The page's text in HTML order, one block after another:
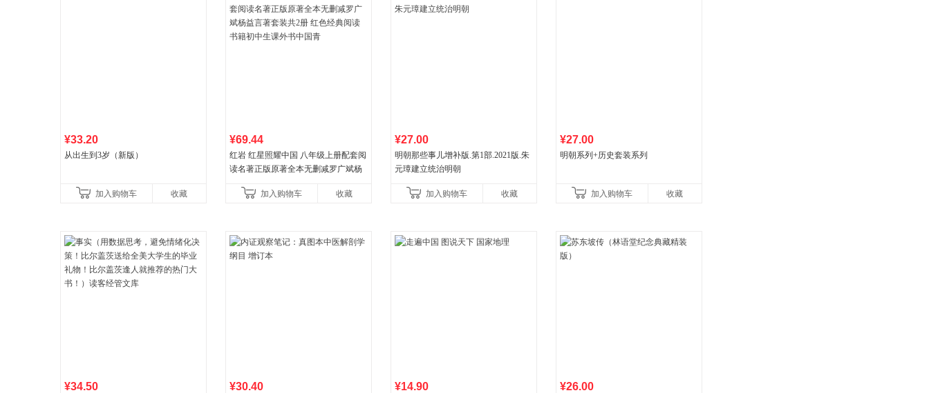
¥33.20
从出生到3岁（新版）
加入购物车 收藏
¥69.44
红岩 红星照耀中国 八年级上册配套阅
读名著正版原著全本无删减罗广斌杨
初中生课外书中国青
加入购物车 收藏
¥27.00
明朝那些事儿增补版.第1部.2021版.朱
元璋建立统治明朝
加入购物车 收藏
¥27.00
明朝系列+历史套装系列
加入购物车 收藏
¥34.50 ¥30.40 ¥14.90 ¥26.00